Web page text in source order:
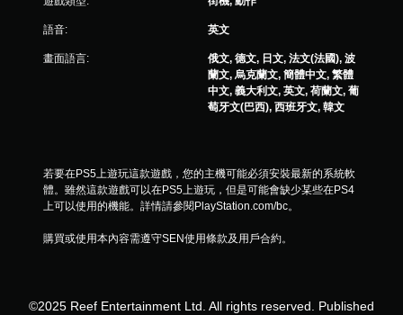
語音: 英文
畫面語言:
俄文, 德文, 日文, 法文(法國), 波
蘭文, 烏克蘭文, 簡體中文, 繁體
中文, 義大利文, 英文, 荷蘭文, 葡
萄牙文(巴西), 西班牙文, 韓文
若要在PS5上遊玩這款遊戲，您的主機可能必須安裝最新的系統軟
體。雖然這款遊戲可以在PS5上遊玩，但是可能會缺少某些在PS4
上可以使用的機能。詳情請參閱PlayStation.com/bc。
購買或使用本內容需遵守SEN使用條款及用戶合約。
©2025 Reef Entertainment Ltd. All rights reserved. Published